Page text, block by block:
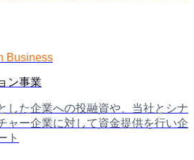
Business
ン事業
した企業への投融資や、当社とシナ
ャー企業に対して資金提供を行い企
ト